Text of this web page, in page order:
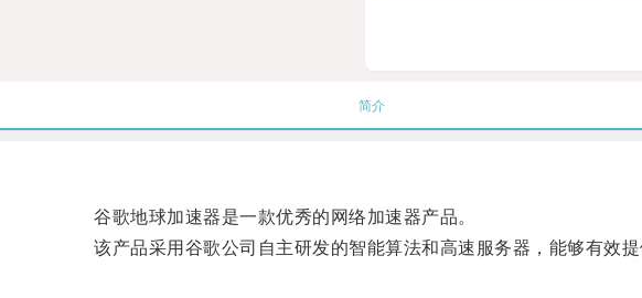
简介
谷歌地球加速器是一款优秀的网络加速器产品。
该产品采用谷歌公司自主研发的智能算法和高速服务器，能够有效提